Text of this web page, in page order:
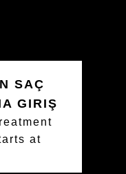
SAÇ
GIRIŞ
at